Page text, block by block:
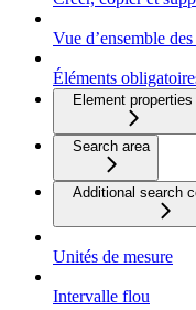
Vue d’ensemble
Éléments
Element properties
Search area
Additional search
Unités de mesure
Intervalle flou